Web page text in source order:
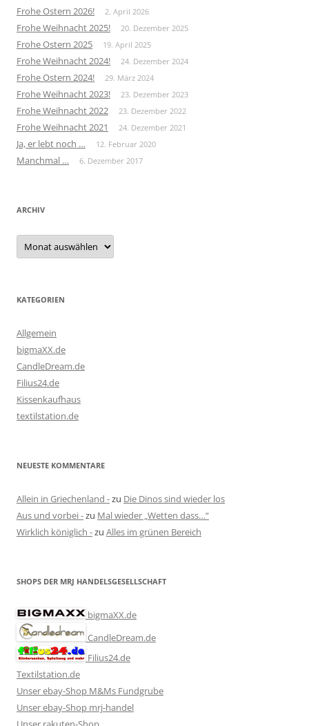
Frohe Ostern 2026! 2. April 2026
Frohe Weihnacht 2025! 20. Dezember 2025
Frohe Ostern 2025 19. April 2025
Frohe Weihnacht 2024! 24. Dezember 2024
Frohe Ostern 2024! 29. März 2024
Frohe Weihnacht 2023! 23. Dezember 2023
Frohe Weihnacht 2022 23. Dezember 2022
Frohe Weihnacht 2021 24. Dezember 2021
Ja, er lebt noch … 12. Februar 2020
Manchmal … 6. Dezember 2017
ARCHIV
Archiv
KATEGORIEN
Allgemein
bigmaXX.de
CandleDream.de
Filius24.de
Kissenkaufhaus
textilstation.de
NEUESTE KOMMENTARE
Allein in Griechenland -zu Die Dinos sind wieder los
Aus und vorbei -zu Mal wieder „Wetten dass…“
Wirklich königlich -zu Alles im grünen Bereich
SHOPS DER MRJ HANDELSGESELLSCHAFT
bigmaXX.de
CandleDream.de
Filius24.de
Textilstation.de
Unser ebay-Shop M&Ms Fundgrube
Unser ebay-Shop mrj-handel